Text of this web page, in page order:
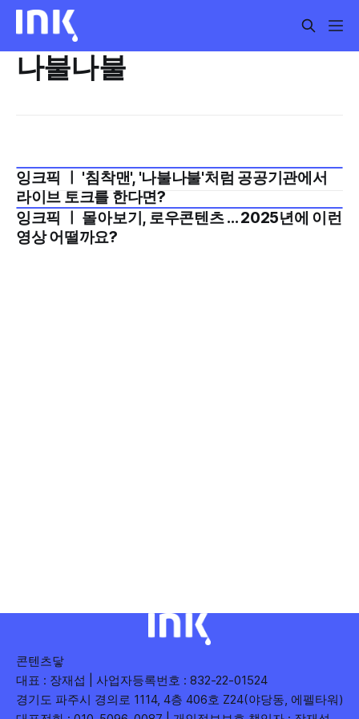
나불나불
2026년 1월 1주
잉크픽 ㅣ '침착맨', '나불나불'처럼 공공기관에서
라이브 토크를 한다면?
2024년 12월 4주
잉크픽 ㅣ 몰아보기, 로우콘텐츠 ... 2025년에 이런
영상 어떨까요?
콘텐츠닿
대표 : 장재섭 | 사업자등록번호 : 832-22-01524
경기도 파주시 경의로 1114, 4층 406호 Z24(야당동, 에펠타워)